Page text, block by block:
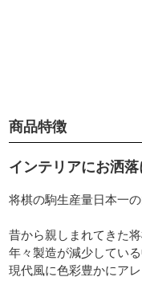
商品特徴
インテリアにお洒
将棋の駒生産量日本一
昔から親しまれてきた将
年々製造が減少してい
現代風に色彩豊かにア